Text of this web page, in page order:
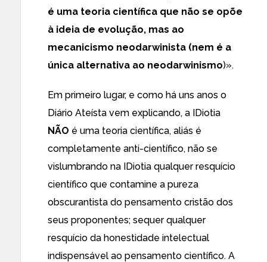
é uma teoria científica que não se opõe
à ideia de evolução, mas ao
mecanicismo neodarwinista (nem é a
única alternativa ao neodarwinismo)».
Em primeiro lugar, e como há uns anos o
Diário Ateísta vem explicando, a IDiotia
NÃO é uma teoria científica, aliás é
completamente anti-científico, não se
vislumbrando na IDiotia qualquer resquício
científico que contamine a pureza
obscurantista do pensamento cristão dos
seus proponentes; sequer qualquer
resquício da honestidade intelectual
indispensável ao pensamento científico. A